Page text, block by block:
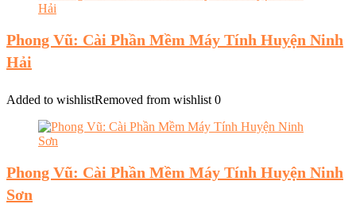
Phong Vũ: Cài Phần Mềm Máy Tính Huyện Ninh
Hải
Added to wishlistRemoved from wishlist 0
Phong Vũ: Cài Phần Mềm Máy Tính Huyện Ninh
Sơn